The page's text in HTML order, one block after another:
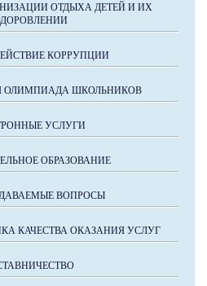
ОТДЫХА ДЕТЕЙ И ИХ
КОРРУПЦИИ
ОЛИМПИАДА ШКОЛЬНИКОВ
УСЛУГИ
ОБРАЗОВАНИЕ
ВОПРОСЫ
КАЧЕСТВА ОКАЗАНИЯ УСЛУГ